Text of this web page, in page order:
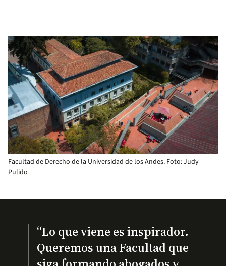
Facultad de Derecho de la Universidad de los Andes. Foto: Judy
Pulido
“Lo que viene es inspirador.
Queremos una Facultad que